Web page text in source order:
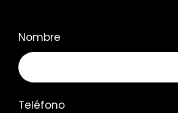
Nombre
Teléfono